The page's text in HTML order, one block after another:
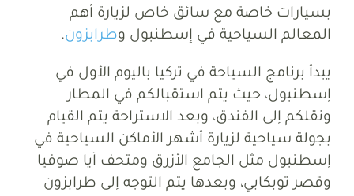
بسيارات خاصة مع سائق خاص لزيارة أهم
المعالم السياحية في إسطنبول وطرابزون.
يبدأ برنامج السياحة في تركيا باليوم الأول في
إسطنبول، حيث يتم استقبالكم في المطار
ونقلكم إلى الفندق، وبعد الاستراحة يتم القيام
بجولة سياحية لزيارة أشهر الأماكن السياحية في
إسطنبول مثل الجامع الأزرق ومتحف آيا صوفيا
وقصر توبكابي، وبعدها يتم التوجه إلى طرابزون